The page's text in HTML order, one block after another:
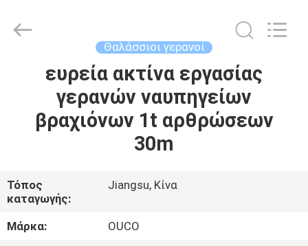
ΣΠΊΤΙ
ΠΡΟΪΌΝΤΑ
ΕΜΦΆΝΙΣΗ
VR
GROUP
Θαλάσσιοι γερανοί
ευρεία ακτίνα εργασίας
γερανών ναυπηγείων
βραχιόνων 1t αρθρώσεων
30m
Τόπος
καταγωγής:
Jiangsu, Κίνα
Μάρκα:
OUCO